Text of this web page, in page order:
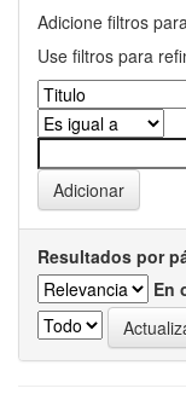
Adicione filtros
Use filtros para
Resultados por
En